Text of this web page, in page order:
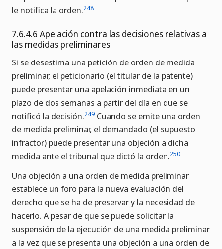
le notifica la orden.248
7.6.4.6 Apelación contra las decisiones relativas a
las medidas preliminares
Si se desestima una petición de orden de medida
preliminar, el peticionario (el titular de la patente)
puede presentar una apelación inmediata en un
plazo de dos semanas a partir del día en que se
notificó la decisión.249 Cuando se emite una orden
de medida preliminar, el demandado (el supuesto
infractor) puede presentar una objeción a dicha
medida ante el tribunal que dictó la orden.250
Una objeción a una orden de medida preliminar
establece un foro para la nueva evaluación del
derecho que se ha de preservar y la necesidad de
hacerlo. A pesar de que se puede solicitar la
suspensión de la ejecución de una medida preliminar
a la vez que se presenta una objeción a una orden de